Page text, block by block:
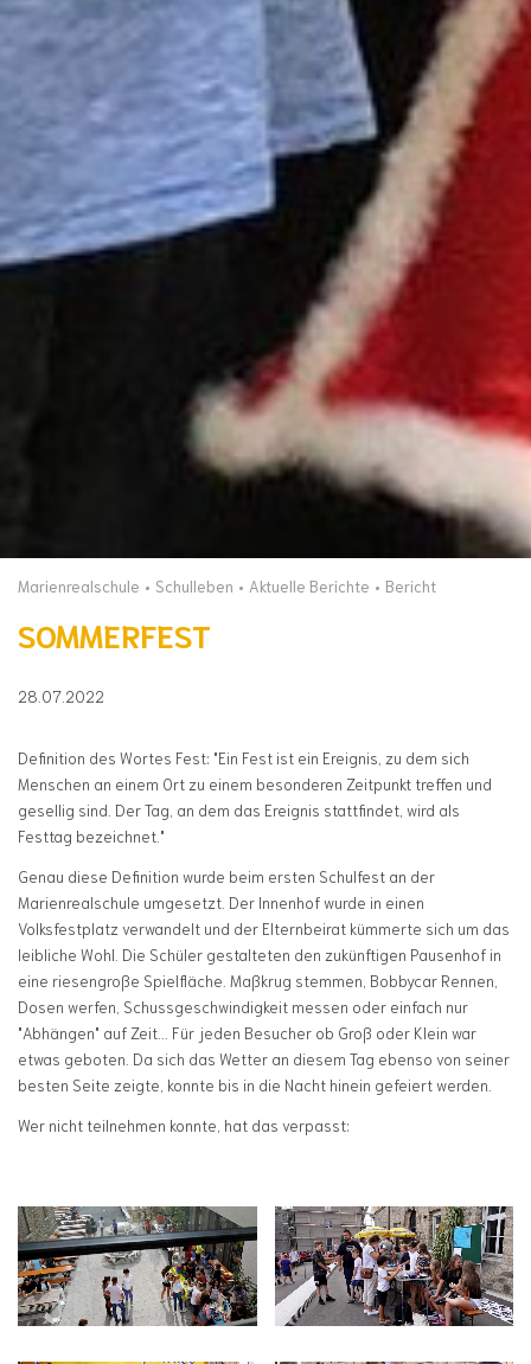
Marienrealschule Schulleben Aktuelle Berichte Bericht
SOMMERFEST
28.07.2022
Definition des Wortes Fest: "Ein Fest ist ein Ereignis, zu dem sich
Menschen an einem Ort zu einem besonderen Zeitpunkt treffen und
gesellig sind. Der Tag, an dem das Ereignis stattfindet, wird als
Festtag bezeichnet."
Genau diese Definition wurde beim ersten Schulfest an der
Marienrealschule umgesetzt. Der Innenhof wurde in einen
Volksfestplatz verwandelt und der Elternbeirat kümmerte sich um das
leibliche Wohl. Die Schüler gestalteten den zukünftigen Pausenhof in
eine riesengroße Spielfläche. Maßkrug stemmen, Bobbycar Rennen,
Dosen werfen, Schussgeschwindigkeit messen oder einfach nur
"Abhängen" auf Zeit... Für jeden Besucher ob Groß oder Klein war
etwas geboten. Da sich das Wetter an diesem Tag ebenso von seiner
besten Seite zeigte, konnte bis in die Nacht hinein gefeiert werden.
Wer nicht teilnehmen konnte, hat das verpasst: